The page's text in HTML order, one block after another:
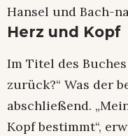
Hansel und Bach-
Herz und Kopf
Im Titel des
zurück?“ Was der
abschließend.
Kopf bestimmt“,